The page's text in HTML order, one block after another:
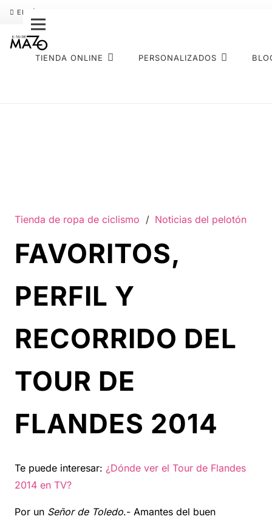
ENVÍO GRATIS
TIENDA ONLINE PERSONALIZADOS
Tienda de ropa de ciclismo / Noticias del pelotón
FAVORITOS,
PERFIL Y
RECORRIDO DEL
TOUR DE
FLANDES 2014
Te puede interesar: ¿Dónde ver el Tour de Flandes
2014 en TV?
Por un Señor de Toledo.- Amantes del buen